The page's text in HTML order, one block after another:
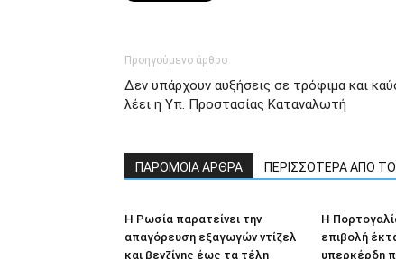
Προηγούμενο άρθρο
Δεν υπάρχουν αυξήσεις σε τρόφιμα και
λέει η Υπ. Προστασίας Καταναλωτή
ΠΑΡΟΜΟΙΑ ΑΡΘΡΑ ΠΕΡΙΣΣΟΤΕΡΑ ΑΠΟ
Η Ρωσία παρατείνει την
απαγόρευση εξαγωγών ντίζελ
και βενζίνης έως τα τέλη
Η
επιβολή
υπερκέρδη